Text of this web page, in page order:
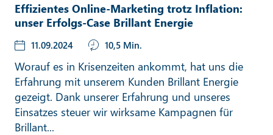
Effizientes Online-Marketing trotz Inflation:
unser Erfolgs-Case Brillant Energie
11.09.2024 10,5 Min.
Worauf es in Krisenzeiten ankommt, hat uns die
Erfahrung mit unserem Kunden Brillant Energie
gezeigt. Dank unserer Erfahrung und unseres
Einsatzes steuer wir wirksame Kampagnen für
Brillant...